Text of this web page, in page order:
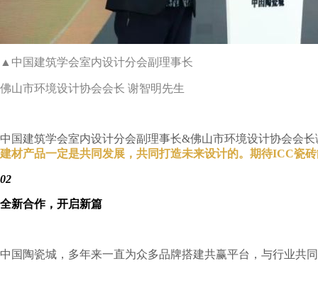
▲中国建筑学会室内设计分会副理事长
佛山市环境设计协会会长 谢智明先生
中国建筑学会室内设计分会副理事长&佛山市环境设计协会会
建材产品一定是共同发展，共同打造未来设计的。期待ICC瓷
02
全新合作，开启新篇
中国陶瓷城，多年来一直为众多品牌搭建共赢平台，与行业共